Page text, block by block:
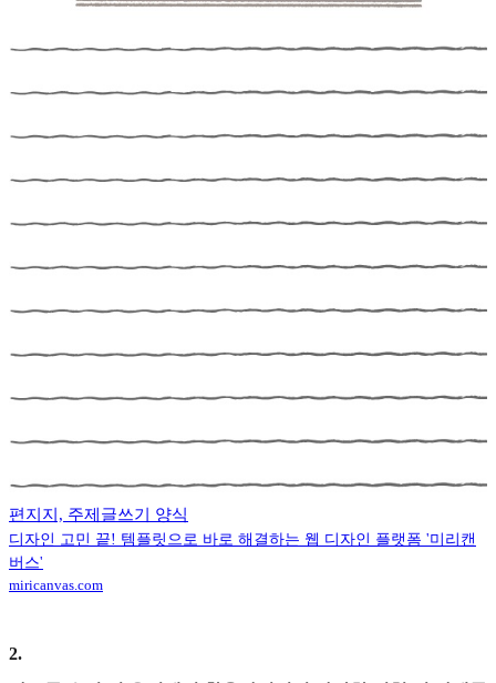
편지지, 주제글쓰기 양식
디자인 고민 끝! 템플릿으로 바로 해결하는 웹 디자인 플랫폼 '미리캔
버스'
miricanvas.com
2.